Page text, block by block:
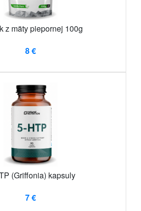
z mäty piepornej 100g
8 €
(Griffonia) kapsuly
7 €